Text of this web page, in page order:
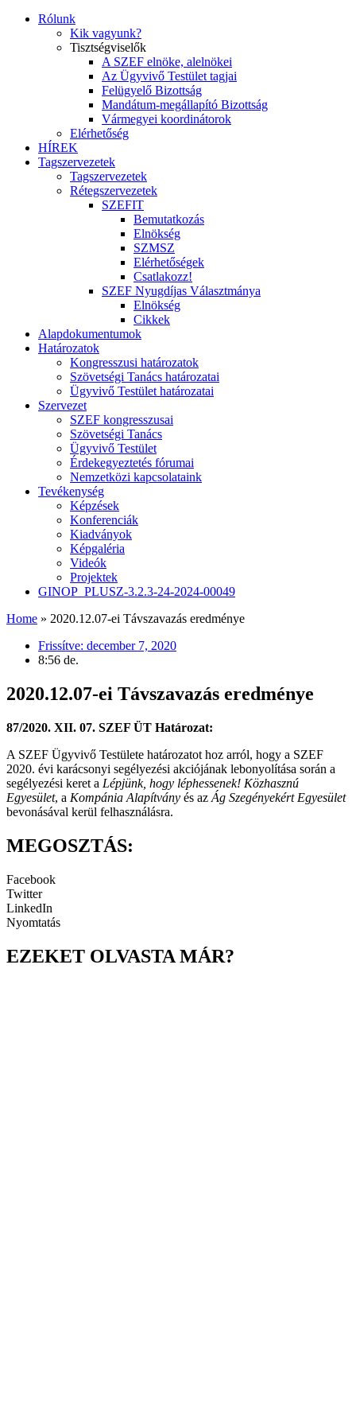
Rólunk
Kik vagyunk?
Tisztségviselők
A SZEF elnöke, alelnökei
Az Ügyvivő Testület tagjai
Felügyelő Bizottság
Mandátum-megállapító Bizottság
Vármegyei koordinátorok
Elérhetőség
HÍREK
Tagszervezetek
Tagszervezetek
Rétegszervezetek
SZEFIT
Bemutatkozás
Elnökség
SZMSZ
Elérhetőségek
Csatlakozz!
SZEF Nyugdíjas Választmánya
Elnökség
Cikkek
Alapdokumentumok
Határozatok
Kongresszusi határozatok
Szövetségi Tanács határozatai
Ügyvivő Testület határozatai
Szervezet
SZEF kongresszusai
Szövetségi Tanács
Ügyvivő Testület
Érdekegyeztetés fórumai
Nemzetközi kapcsolataink
Tevékenység
Képzések
Konferenciák
Kiadványok
Képgaléria
Videók
Projektek
GINOP_PLUSZ-3.2.3-24-2024-00049
Home » 2020.12.07-ei Távszavazás eredménye
Frissítve: december 7, 2020
8:56 de.
2020.12.07-ei Távszavazás eredménye
87/2020. XII. 07. SZEF ÜT Határozat:
A SZEF Ügyvivő Testülete határozatot hoz arról, hogy a SZEF
2020. évi karácsonyi segélyezési akciójának lebonyolítása során a
segélyezési keret a Lépjünk, hogy léphessenek! Közhasznú
Egyesület, a Kompánia Alapítvány és az Ág Szegényekért Egyesület
bevonásával kerül felhasználásra.
MEGOSZTÁS:
Facebook
Twitter
LinkedIn
Nyomtatás
EZEKET OLVASTA MÁR?